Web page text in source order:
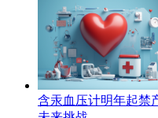
含汞血压计明年起禁